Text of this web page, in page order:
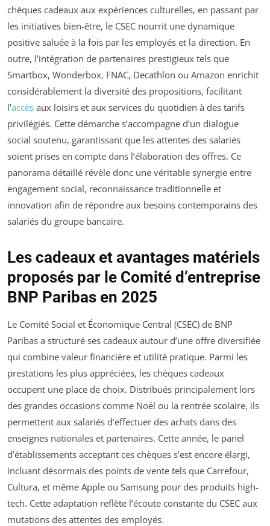
chèques cadeaux aux expériences culturelles, en passant par
les initiatives bien-être, le CSEC nourrit une dynamique
positive saluée à la fois par les employés et la direction. En
outre, l’intégration de partenaires prestigieux tels que
Smartbox, Wonderbox, FNAC, Decathlon ou Amazon enrichit
considérablement la diversité des propositions, facilitant
l’accès aux loisirs et aux services du quotidien à des tarifs
privilégiés. Cette démarche s’accompagne d’un dialogue
social soutenu, garantissant que les attentes des salariés
soient prises en compte dans l’élaboration des offres. Ce
panorama détaillé révèle donc une véritable synergie entre
engagement social, reconnaissance traditionnelle et
innovation afin de répondre aux besoins contemporains des
salariés du groupe bancaire.
Les cadeaux et avantages matériels
proposés par le Comité d’entreprise
BNP Paribas en 2025
Le Comité Social et Économique Central (CSEC) de BNP
Paribas a structuré ses cadeaux autour d’une offre diversifiée
qui combine valeur financière et utilité pratique. Parmi les
prestations les plus appréciées, les chèques cadeaux
occupent une place de choix. Distribués principalement lors
des grandes occasions comme Noël ou la rentrée scolaire, ils
permettent aux salariés d’effectuer des achats dans des
enseignes nationales et partenaires. Cette année, le panel
d’établissements acceptant ces chèques s’est encore élargi,
incluant désormais des points de vente tels que Carrefour,
Cultura, et même Apple ou Samsung pour des produits high-
tech. Cette adaptation reflète l’écoute constante du CSEC aux
mutations des attentes des employés.